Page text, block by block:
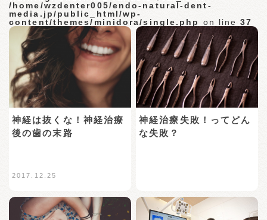
/home/wzdenter005/endo-natural-dent-
media.jp/public_html/wp-
content/themes/minidora/single.php
on line37
神経は抜くな！神経治療
後の歯の末路
2017.12.25
神経治療失敗！ってどん
な失敗？